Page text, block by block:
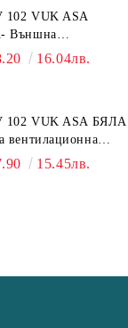
102 VUK ASA
Външна
решетка с
16.04лв.
102 VUK ASA БЯЛА
вентилационна
гравитачна клапа Ø
15.45лв.